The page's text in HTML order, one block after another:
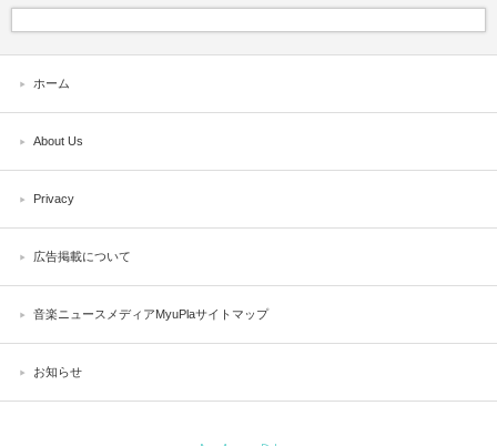
ホーム
About Us
Privacy
広告掲載について
音楽ニュースメディアMyuPlaサイトマップ
お知らせ